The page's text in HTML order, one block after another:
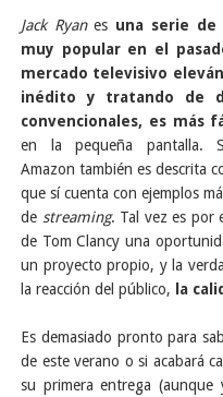
Jack Ryanes una serie de
muy popular en el
mercado televisivo
inédito y tratando de
convencionales, es más
en la pequeña pantalla.
Amazon también es descrita
que sí cuenta con ejemplos
de streaming. Tal vez es por
de Tom Clancy una
un proyecto propio, y la
la reacción del público,
la
Es demasiado pronto para
de este verano o si acabará
su primera entrega